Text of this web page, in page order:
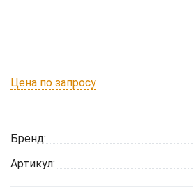
Цена по запросу
Бренд:
Артикул: